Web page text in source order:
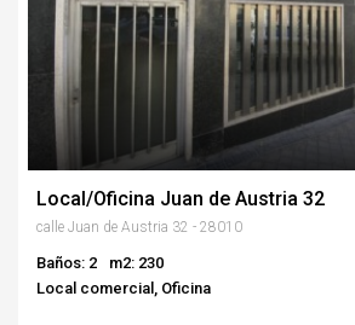
Local/Oficina Juan de Austria 32
calle Juan de Austria 32 - 28010
Baños: 2
m2: 230
Local comercial, Oficina